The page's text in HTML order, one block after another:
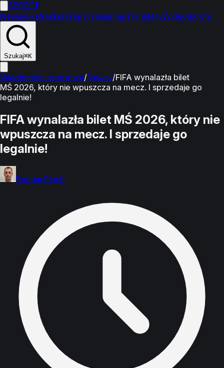
SPORT1
NewsyEkstraklasaTypyTransmisjeTransferyWideoSkróty
Szukaj⌘K
Wiadomości sportowe/Newsy/FIFA wynalazła bilet
MŚ 2026, który nie wpuszcza na mecz. I sprzedaje go
legalnie!
FIFA wynalazła bilet MŚ 2026, który nie
wpuszcza na mecz. I sprzedaje go
legalnie!
Roman Piech